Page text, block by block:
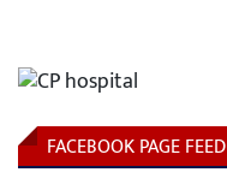
FACEBOOK PAGE FEED